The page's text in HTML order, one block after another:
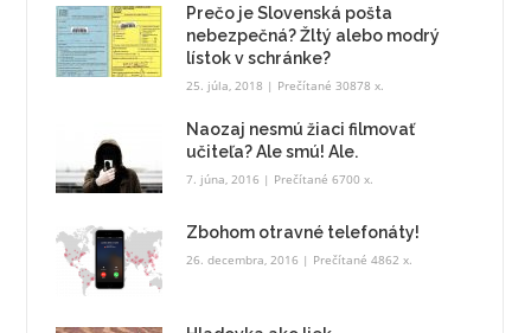
Prečo je Slovenská pošta
nebezpečná? Žltý alebo modrý
lístok v schránke?
25. júla, 2018 | Prečítané 30878 x.
Naozaj nesmú žiaci filmovať
učiteľa? Ale smú! Ale.
7. júna, 2016 | Prečítané 6700 x.
Zbohom otravné telefonáty!
26. decembra, 2016 | Prečítané 4862 x.